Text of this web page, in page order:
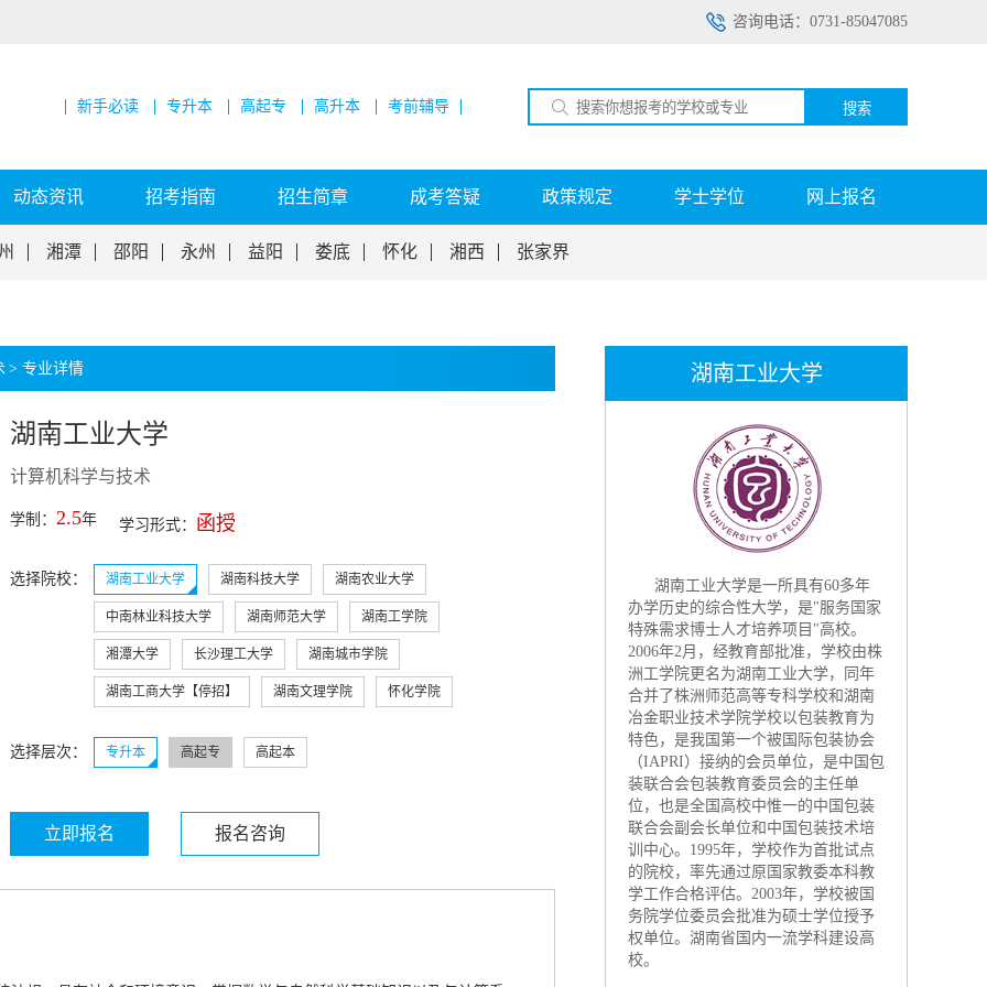
咨询电话：0731-85047085
新手必读 专升本 高起专 高升本 考前辅导 搜索
动态资讯 招考指南 招生简章 成考答疑 政策规定 学士学位 网上报名
湘潭 邵阳 永州 益阳 娄底 怀化 湘西 张家界
> 专业详情
湖南工业大学
计算机科学与技术
学制： 2.5年 学习形式： 函授
选择院校： 湖南工业大学 湖南科技大学 湖南农业大学
中南林业科技大学 湖南师范大学 湖南工学院
湘潭大学 长沙理工大学 湖南城市学院
湖南工商大学【停招】 湖南文理学院 怀化学院
选择层次： 专升本 高起专 高起本
立即报名 报名咨询
湖南工业大学
湖南工业大学是一所具有60多年
办学历史的综合性大学，是"服务国家
特殊需求博士人才培养项目"高校。
2006年2月，经教育部批准，学校由株
洲工学院更名为湖南工业大学，同年
合并了株洲师范高等专科学校和湖南
冶金职业技术学院学校以包装教育为
特色，是我国第一个被国际包装协会
（IAPRI）接纳的会员单位，是中国包
装联合会包装教育委员会的主任单
位，也是全国高校中惟一的中国包装
联合会副会长单位和中国包装技术培
训中心。1995年，学校作为首批试点
的院校，率先通过原国家教委本科教
学工作合格评估。2003年，学校被国
务院学位委员会批准为硕士学位授予
权单位。湖南省国内一流学科建设高
校。